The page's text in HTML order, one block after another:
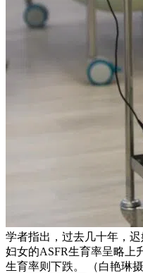
学者指出，过去几十年，
妇女的ASFR生育率呈略上
生育率则下跌。 （白艳琳摄